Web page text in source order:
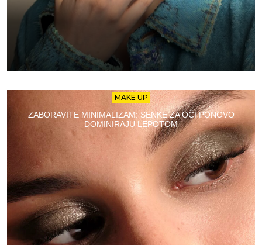
MAKE UP
ZABORAVITE MINIMALIZAM: SENKE ZA OČI PONOVO
DOMINIRAJU LEPOTOM